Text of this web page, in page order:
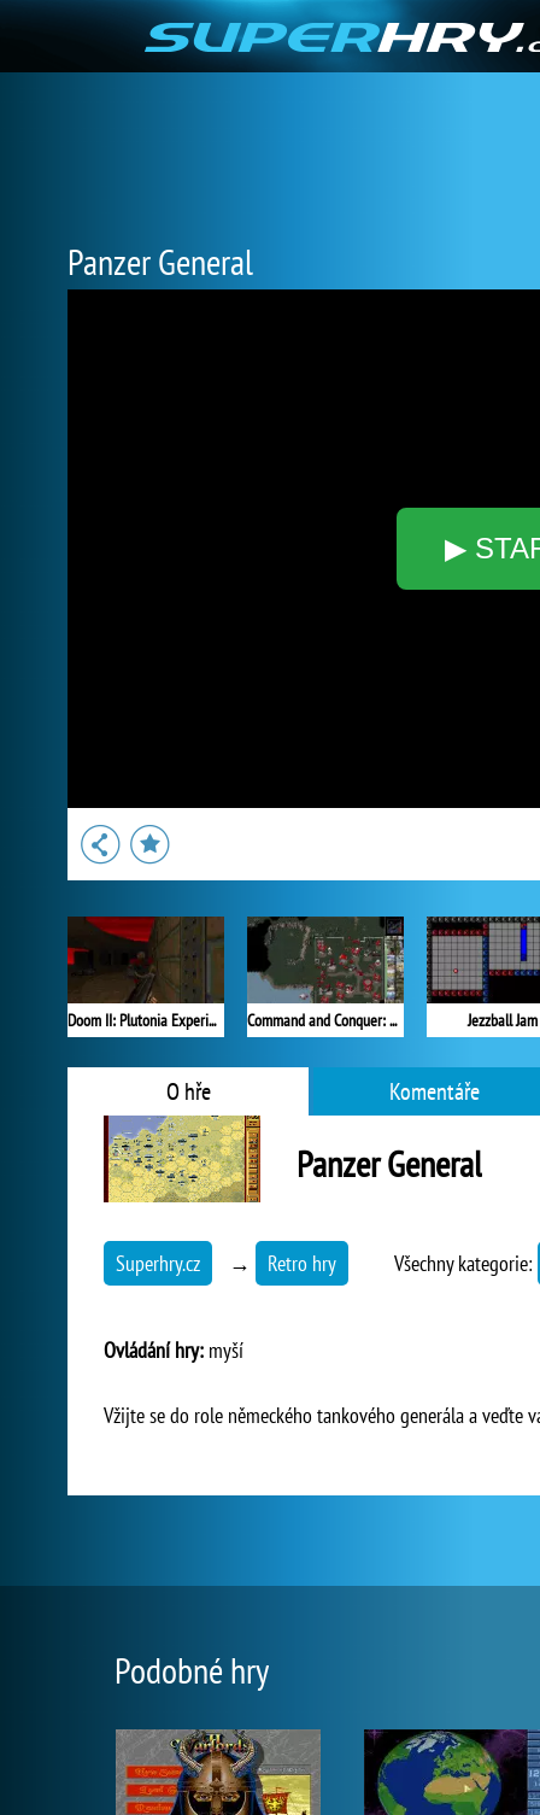
Panzer General
▶
Doom II: Plutonia Experiment Command and Conquer: Red Alert Jezzball Jam
O hře Komentáře
Panzer General
Superhry.cz → Retro hry Všechny kategorie:
Ovládání hry: myší
Vžijte se do role německého tankového generála a veďte
Podobné hry